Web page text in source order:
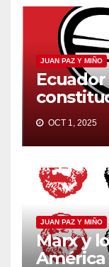
JUAN PAZ Y MIÑO
Ecuador
OCT 1, 2025
JUAN PAZ Y MIÑO
Marx y
América